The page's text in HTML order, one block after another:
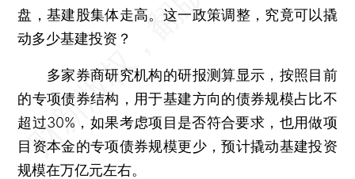
盘，基建股集体走高。这一政策调整，究竟可以撬
动多少基建投资？
多家券商研究机构的研报测算显示，按照目前
的专项债券结构，用于基建方向的债券规模占比不
超过30%，如果考虑项目是否符合要求，也用做项
目资本金的专项债券规模更少，预计撬动基建投资
规模在万亿元左右。